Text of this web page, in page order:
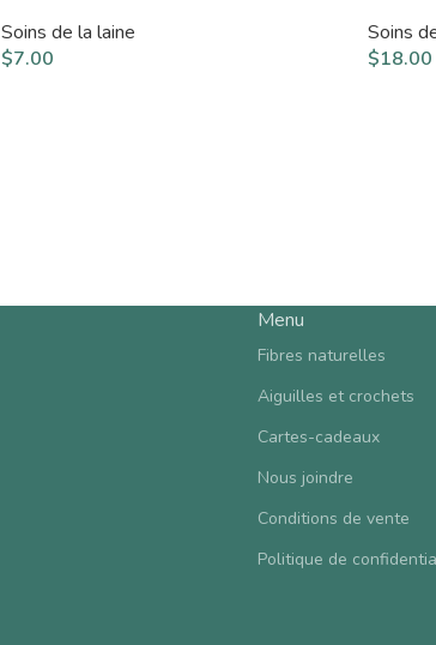
Soins de la laine
$7.00
Soins
$18.00
Menu
Fibres naturelles
Aiguilles et crochets
Cartes-cadeaux
Nous joindre
Conditions de vente
Politique de